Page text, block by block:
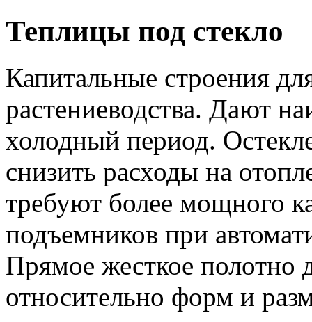
Теплицы под стекло
Капитальные строения
растениеводства. Дают
холодный период.
снизить расходы на
требуют более мощного
подъемников при
Прямое жесткое полотно
относительно форм и